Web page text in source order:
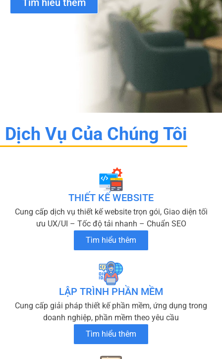
Tìm hiểu thêm
Dịch Vụ Của Chúng Tôi
THIẾT KẾ WEBSITE
Cung cấp dịch vụ thiết kế website trọn gói, Giao diện tối
ưu UX/UI – Tốc độ tải nhanh – Chuẩn SEO
Tìm hiểu thêm
LẬP TRÌNH PHẦN MỀM
Cung cấp giải pháp thiết kế phần mềm, ứng dụng trong
doanh nghiệp, phần mềm theo yêu cầu
Tìm hiểu thêm